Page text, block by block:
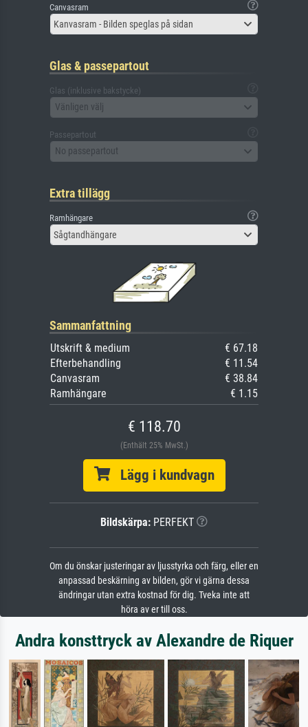
Canvasram
Kanvasram - Bilden speglas på sidan
Glas & passepartout
Glas (inklusive bakstycke)
Vänligen välj
Passepartout
No passepartout
Extra tillägg
Ramhängare
Sågtandhängare
Sammanfattning
Utskrift & medium
€ 67.18
Efterbehandling
€ 11.54
Canvasram
€ 38.84
Ramhängare
€ 1.15
€ 118.70
(Enthält 25% MwSt.)
Lägg i kundvagn
Bildskärpa: PERFEKT
Om du önskar justeringar av ljusstyrka och färg, eller en
anpassad beskärning av bilden, gör vi gärna dessa
ändringar utan extra kostnad för dig. Tveka inte att
höra av er till oss.
Andra konsttryck av Alexandre de Riquer